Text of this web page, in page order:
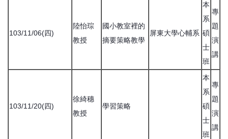
103/11/06(四)
陸怡琮
教授
國小教室裡的
摘要策略教學
屏東大學心輔系
本
系
碩
士
班
專
題
演
講
103/11/20(四)
徐綺穗
教授
學習策略
本
系
碩
士
班
專
題
演
講